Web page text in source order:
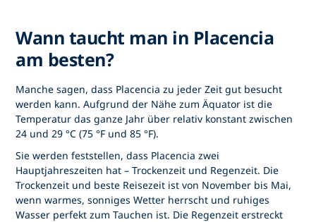
Wann taucht man in Placencia
am besten?
Manche sagen, dass Placencia zu jeder Zeit gut besucht
werden kann. Aufgrund der Nähe zum Äquator ist die
Temperatur das ganze Jahr über relativ konstant zwischen
24 und 29 °C (75 °F und 85 °F).
Sie werden feststellen, dass Placencia zwei
Hauptjahreszeiten hat – Trockenzeit und Regenzeit. Die
Trockenzeit und beste Reisezeit ist von November bis Mai,
wenn warmes, sonniges Wetter herrscht und ruhiges
Wasser perfekt zum Tauchen ist. Die Regenzeit erstreckt